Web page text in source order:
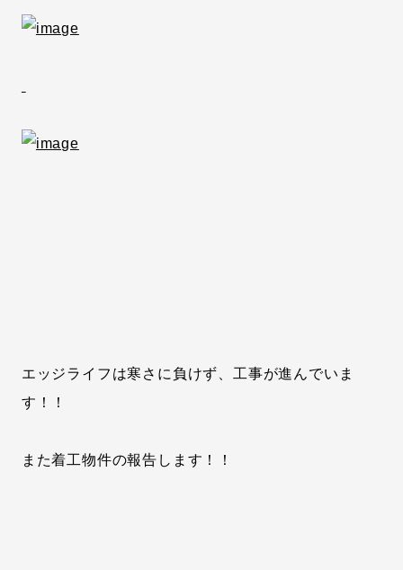
エッジライフは寒さに負けず、工事が進んでいま
す！！
また着工物件の報告します！！